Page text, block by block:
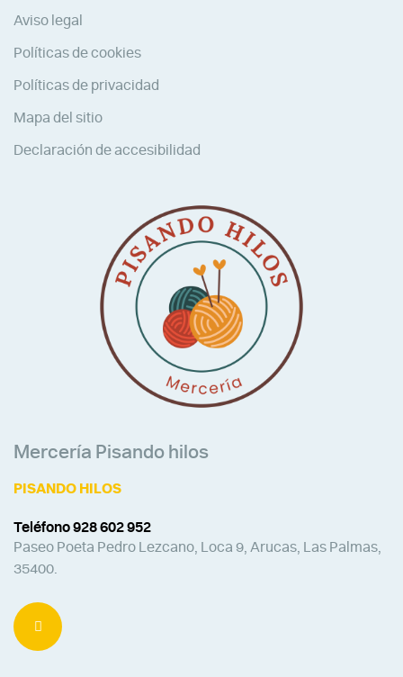
Aviso legal
Políticas de cookies
Políticas de privacidad
Mapa del sitio
Declaración de accesibilidad
Mercería Pisando hilos
PISANDO HILOS
Teléfono 928 602 952
Paseo Poeta Pedro Lezcano, Loca 9, Arucas, Las Palmas,
35400.